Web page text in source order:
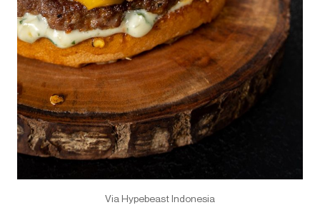
Via Hypebeast Indonesia